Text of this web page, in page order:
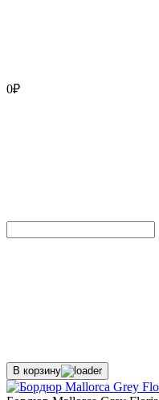
0₽
В корзину